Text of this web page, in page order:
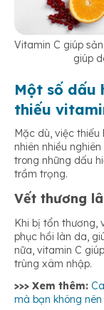
Vitamin C giúp
giúp
Một số dấu
thiếu
Mặc dù, việc
nhiên nhiều
trong những dấu
trầm trọng.
Vết thương
Khi bị tổn thương,
phục hồi làn da,
nữa, vitamin C
trùng xâm nhập.
>>> Xem thêm:
mà bạn không